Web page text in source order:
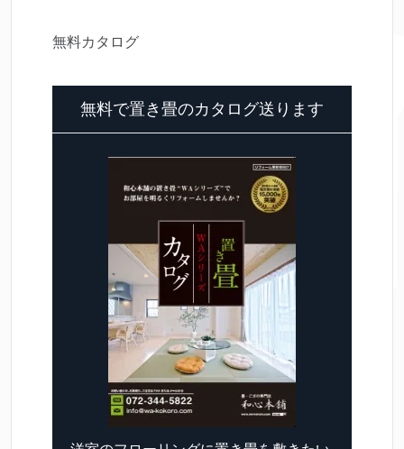
無料カタログ
無料で置き畳のカタログ送ります